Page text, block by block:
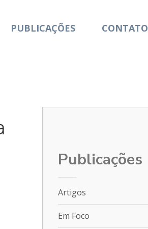
PUBLICAÇÕES CONTATO
Publicações
Artigos
Em Foco